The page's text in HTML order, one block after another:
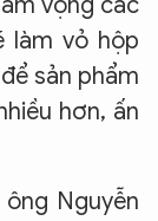
làm vỏ hộp
sản phẩm
hơn, ấn
Nguyễn